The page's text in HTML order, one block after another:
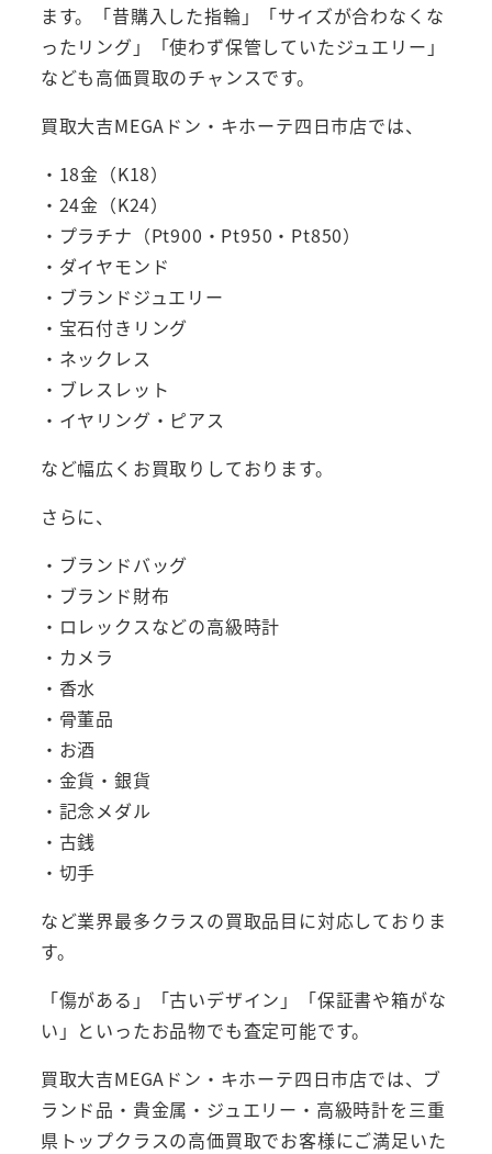
ます。「昔購入した指輪」「サイズが合わなくな
ったリング」「使わず保管していたジュエリー」
なども高価買取のチャンスです。
買取大吉MEGAドン・キホーテ四日市店では、
・18金（K18）
・24金（K24）
・プラチナ（Pt900・Pt950・Pt850）
・ダイヤモンド
・ブランドジュエリー
・宝石付きリング
・ネックレス
・ブレスレット
・イヤリング・ピアス
など幅広くお買取りしております。
さらに、
・ブランドバッグ
・ブランド財布
・ロレックスなどの高級時計
・カメラ
・香水
・骨董品
・お酒
・金貨・銀貨
・記念メダル
・古銭
・切手
など業界最多クラスの買取品目に対応しておりま
す。
「傷がある」「古いデザイン」「保証書や箱がな
い」といったお品物でも査定可能です。
買取大吉MEGAドン・キホーテ四日市店では、ブ
ランド品・貴金属・ジュエリー・高級時計を三重
県トップクラスの高価買取でお客様にご満足いた